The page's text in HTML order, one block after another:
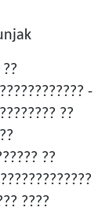
-
??
??
????